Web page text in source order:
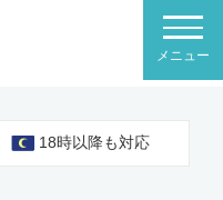
18時以降も対応